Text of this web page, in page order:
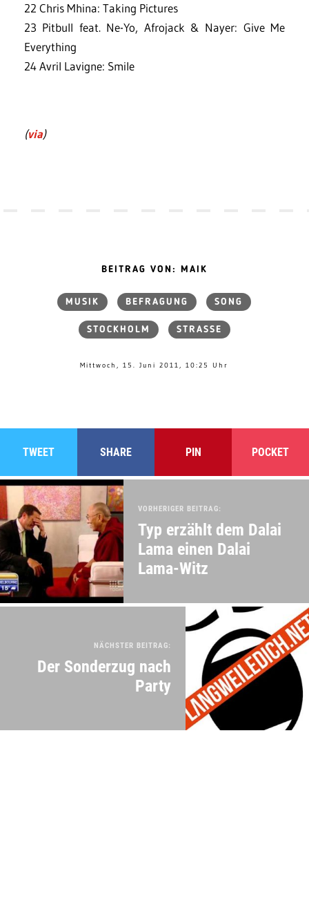
22 Chris Mhina: Taking Pictures
23 Pitbull feat. Ne-Yo, Afrojack & Nayer: Give Me
Everything
24 Avril Lavigne: Smile
(via)
BEITRAG VON: MAIK
MUSIK BEFRAGUNG SONG
STOCKHOLM STRASSE
Mittwoch, 15. Juni 2011, 10:25 Uhr
TWEET SHARE PIN POCKET
VORHERIGER BEITRAG:
Typ erzählt dem Dalai
Lama einen Dalai
Lama-Witz
NÄCHSTER BEITRAG:
Der Sonderzug nach
Party